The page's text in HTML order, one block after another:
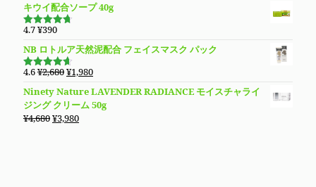
キウイ配合ソープ 40g
5段階で
価
4.7¥390
NB ロトルア天然泥配合 フェイスマスク パック
5段階で
価
4.6¥2,680元
価
格
は
¥1,980現
の
価
Ninety Nature LAVENDER RADIANCE モイスチャライ
ジング クリーム 50g
¥4,680元
¥3,980現